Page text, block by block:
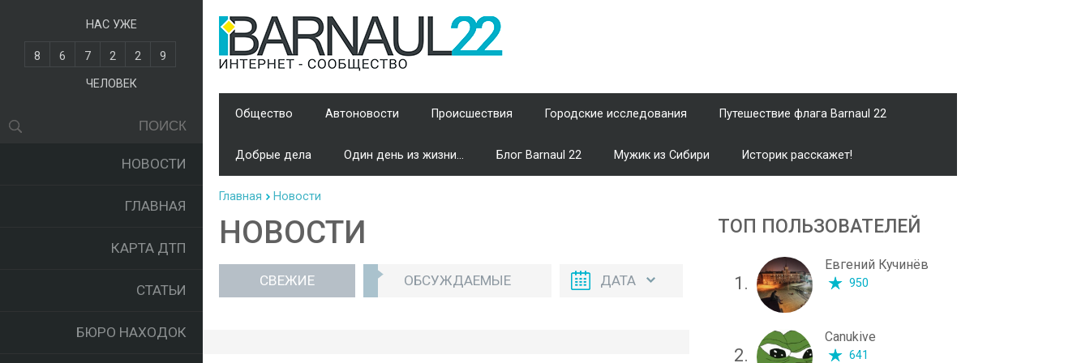
НАС УЖЕ
8 6 7 2 2
9
ЧЕЛОВЕК
НОВОСТИ
ГЛАВНАЯ
КАРТА ДТП
СТАТЬИ
БЮРО НАХОДОК
Общество Автоновости Происшествия Городские исследования Путешествие флага Barnaul 22
Добрые дела Один день из жизни... Блог Barnaul 22 Мужик из Сибири Историк расскажет!
Главная Новости
НОВОСТИ
СВЕЖИЕ ОБСУЖДАЕМЫЕ ДАТА
ТОП ПОЛЬЗОВАТЕЛЕЙ
1.
Евгений Кучинёв
950
2.
Canukive
641